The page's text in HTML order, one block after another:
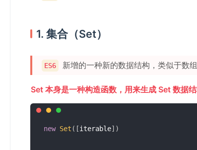
1. 集合（Set）
ES6 新增的一种新的数据结构，类似于数
Set 本身是一种构造函数，用来生成 Set 数据结
new Set ( [iterable] )